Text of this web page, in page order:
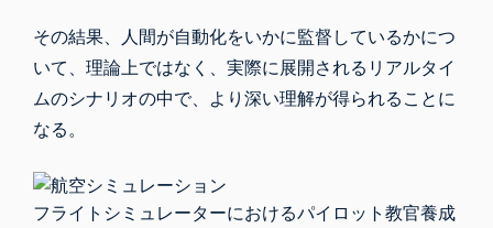
その結果、人間が自動化をいかに監督しているかにつ
いて、理論上ではなく、実際に展開されるリアルタイ
ムのシナリオの中で、より深い理解が得られることに
なる。
フライトシミュレーターにおけるパイロット教官養成